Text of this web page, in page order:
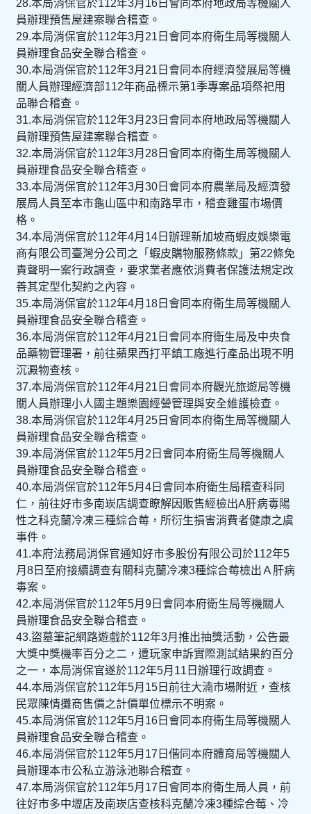
28.本局消保官於112年3月16日會同本府地政局等機關人
員辦理預售屋建案聯合稽查。
29.本局消保官於112年3月21日會同本府衛生局等機關人
員辦理食品安全聯合稽查。
30.本局消保官於112年3月21日會同本府經濟發展局等機
關人員辦理經濟部112年商品標示第1季專案品項祭祀用
品聯合稽查。
31.本局消保官於112年3月23日會同本府地政局等機關人
員辦理預售屋建案聯合稽查。
32.本局消保官於112年3月28日會同本府衛生局等機關人
員辦理食品安全聯合稽查。
33.本局消保官於112年3月30日會同本府農業局及經濟發
展局人員至本市龜山區中和南路早市，稽查雞蛋市場價
格。
34.本局消保官於112年4月14日辦理新加坡商蝦皮娛樂電
商有限公司臺灣分公司之「蝦皮購物服務條款」第22條免
責聲明一案行政調查，要求業者應依消費者保護法規定改
善其定型化契約之內容。
35.本局消保官於112年4月18日會同本府衛生局等機關人
員辦理食品安全聯合稽查。
36.本局消保官於112年4月21日會同本府衛生局及中央食
品藥物管理署，前往蘋果西打平鎮工廠進行產品出現不明
沉澱物查核。
37.本局消保官於112年4月21日會同本府觀光旅遊局等機
關人員辦理小人國主題樂園經營管理與安全維護檢查。
38.本局消保官於112年4月25日會同本府衛生局等機關人
員辦理食品安全聯合稽查。
39.本局消保官於112年5月2日會同本府衛生局等機關人
員辦理食品安全聯合稽查。
40.本局消保官於112年5月4日會同本府衛生局稽查科同
仁，前往好市多南崁店調查瞭解因販售經檢出A肝病毒陽
性之科克蘭冷凍三種綜合莓，所衍生損害消費者健康之虞
事件。
41.本府法務局消保官通知好市多股份有限公司於112年5
月8日至府接續調查有關科克蘭冷凍3種綜合莓檢出Ａ肝病
毒案。
42.本局消保官於112年5月9日會同本府衛生局等機關人
員辦理食品安全聯合稽查。
43.盜墓筆記網路遊戲於112年3月推出抽獎活動，公告最
大獎中獎機率百分之二，遭玩家申訴實際測試結果約百分
之一，本局消保官遂於112年5月11日辦理行政調查。
44.本局消保官於112年5月15日前往大湳市場附近，查核
民眾陳情攤商售價之計價單位標示不明案。
45.本局消保官於112年5月16日會同本府衛生局等機關人
員辦理食品安全聯合稽查。
46.本局消保官於112年5月17日偕同本府體育局等機關人
員辦理本市公私立游泳池聯合稽查。
47.本局消保官於112年5月17日會同本府衛生局人員，前
往好市多中壢店及南崁店查核科克蘭冷凍3種綜合莓、冷